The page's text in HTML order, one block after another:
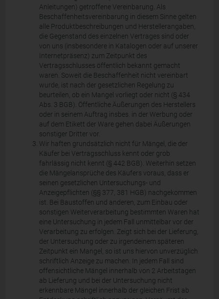
Anleitungen) getroffene Vereinbarung. Als
Beschaffenheitsvereinbarung in diesem Sinne gelten
alle Produktbeschreibungen und Herstellerangaben,
die Gegenstand des einzelnen Vertrages sind oder
von uns (insbesondere in Katalogen oder auf unserer
Internetpräsenz) zum Zeitpunkt des
Vertragsschlusses öffentlich bekannt gemacht
waren. Soweit die Beschaffenheit nicht vereinbart
wurde, ist nach der gesetzlichen Regelung zu
beurteilen, ob ein Mangel vorliegt oder nicht (§ 434
Abs. 3 BGB). Öffentliche Äußerungen des Herstellers
oder in seinem Auftrag insbes. in der Werbung oder
auf dem Etikett der Ware gehen dabei Äußerungen
sonstiger Dritter vor.
Wir haften grundsätzlich nicht für Mängel, die der
Käufer bei Vertragsschluss kennt oder grob
fahrlässig nicht kennt (§ 442 BGB). Weiterhin setzen
die Mängelansprüche des Käufers voraus, dass er
seinen gesetzlichen Untersuchungs- und
Anzeigepflichten (§§ 377, 381 HGB) nachgekommen
ist. Bei Baustoffen und anderen, zum Einbau oder
sonstigen Weiterverarbeitung bestimmten Waren hat
eine Untersuchung in jedem Fall unmittelbar vor der
Verarbeitung zu erfolgen. Zeigt sich bei der Lieferung,
der Untersuchung oder zu irgendeinem späteren
Zeitpunkt ein Mangel, so ist uns hiervon unverzüglich
schriftlich Anzeige zu machen. In jedem Fall sind
offensichtliche Mängel innerhalb von 2 Arbeitstagen
ab Lieferung und bei der Untersuchung nicht
erkennbare Mängel innerhalb der gleichen Frist ab